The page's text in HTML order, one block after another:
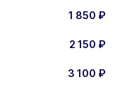
1 850 ₽
2 150 ₽
3 100 ₽